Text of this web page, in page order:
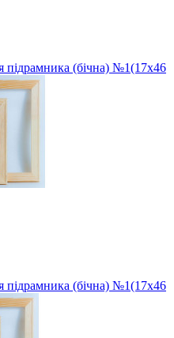
підрамника (бічна) №1(17х46
підрамника (бічна) №1(17х46